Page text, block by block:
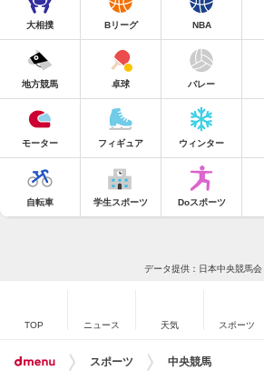
大相撲 Bリーグ NBA
地方競馬 卓球 バレー
モーター フィギュア ウィンター
自転車 学生スポーツ Doスポーツ
データ提供：日本中央競馬会
TOP ニュース 天気 スポーツ
スポーツ 中央競馬